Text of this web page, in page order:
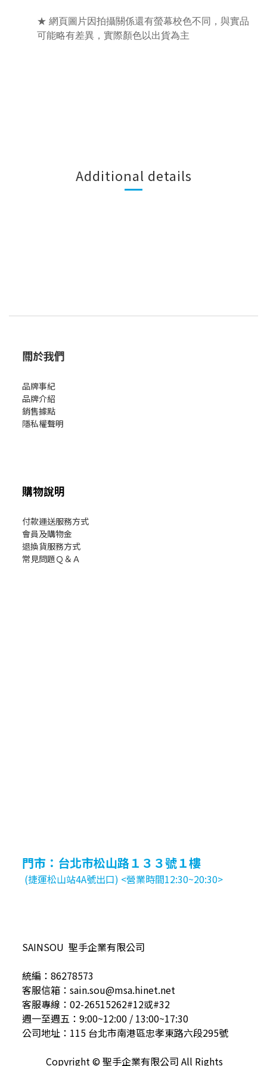
★ 網頁圖片因拍攝關係還有螢幕校色不同，與實品
可能略有差異，實際顏色以出貨為主
Additional details
關於我們
品牌事紀
品牌介紹
銷售據點
隱私權聲明
購物說明
付款運送服務方式
會員及購物金
退換貨服務方式
常見問題Ｑ＆Ａ
門市：台北市松山路１３３號１樓
(捷運松山站4A號出口) <營業時間12:30~20:30>
SAINSOU 聖手企業有限公司
統編：86278573
客服信箱：sain.sou@msa.hinet.net
客服專線：02-26515262#12或#32
週一至週五：9:00~12:00 / 13:00~17:30
公司地址：115 台北市南港區忠孝東路六段295號
Copyright © 聖手企業有限公司 All Rights